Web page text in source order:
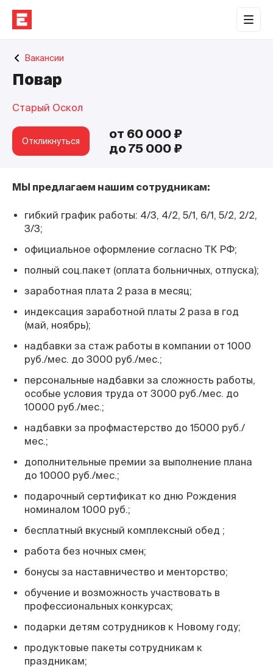
Торговые центры
Сотрудничество
О нас
Наши проекты
Вакансии
Повар
Старый Оскол
Откликнуться
от 60 000 ₽
до 75 000 ₽
МЫ предлагаем нашим сотрудникам:
гибкий график работы: 4/3, 4/2, 5/1, 6/1, 5/2, 2/2,
3/3;
официальное оформление согласно ТК РФ;
полный соц.пакет (оплата больничных, отпуска);
заработная плата 2 раза в месяц;
индексация заработной платы 2 раза в год
(май, ноябрь);
надбавки за стаж работы в компании от 1000
руб./мес. до 3000 руб./мес.;
персональные надбавки за сложность работы,
особые условия труда от 3000 руб./мес. до
10000 руб./мес.;
надбавки за профмастерство до 15000 руб./
мес.;
дополнительные премии за выполнение плана
до 10000 руб./мес.;
подарочный сертификат ко дню Рождения
номиналом 1000 руб.;
бесплатный вкусный комплексный обед ;
работа без ночных смен;
бонусы за наставничество и менторство;
обучение и возможность участвовать в
профессиональных конкурсах;
подарки детям сотрудников к Новому году;
продуктовые пакеты сотрудникам к
праздникам;